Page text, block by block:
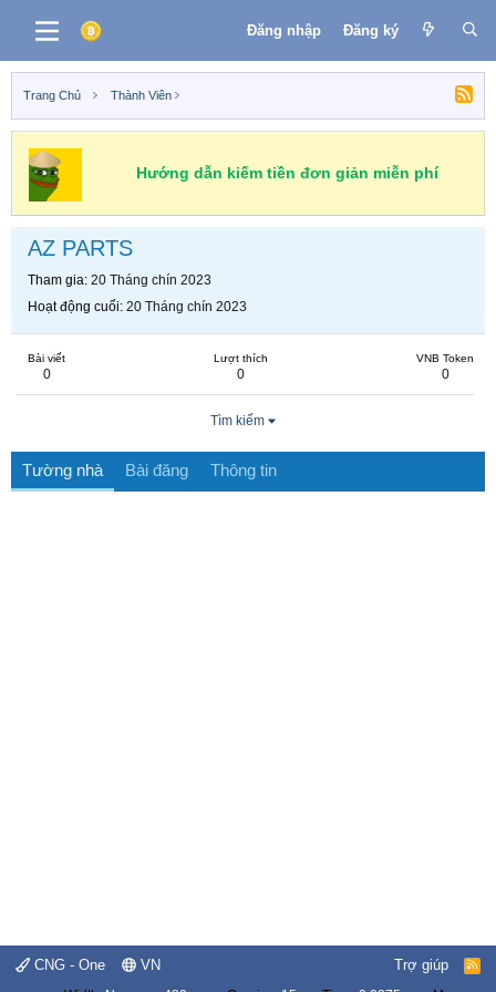
Đăng nhập Đăng ký
Trang Chủ Thành Viên
Hướng dẫn kiếm tiền đơn giản miễn phí
AZ PARTS
Tham gia 20 Tháng chín 2023
Hoạt động cuối 20 Tháng chín 2023
Bài viết
0
Lượt thích
0
VNB Token
0
Tìm kiếm
Tường nhà Bài đăng Thông tin
CNG - One VN Trợ giúp
R